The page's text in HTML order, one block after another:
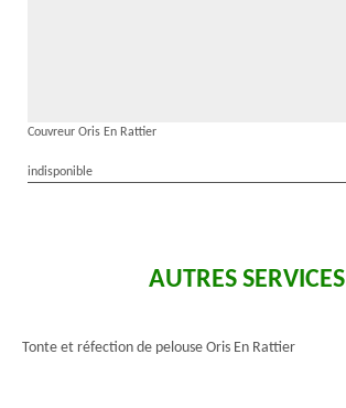
Couvreur Oris En Rattier
indisponible
AUTRES SERVICES
Tonte et réfection de pelouse Oris En Rattier